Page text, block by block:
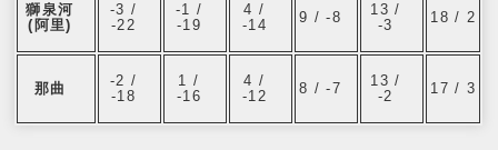
獅泉河
(阿里)
-3 /
-22
-1 /
-19
4 /
-14
9 / -8
13 /
-3
18 / 2
那曲
-2 /
-18
1 /
-16
4 /
-12
8 / -7
13 /
-2
17 / 3